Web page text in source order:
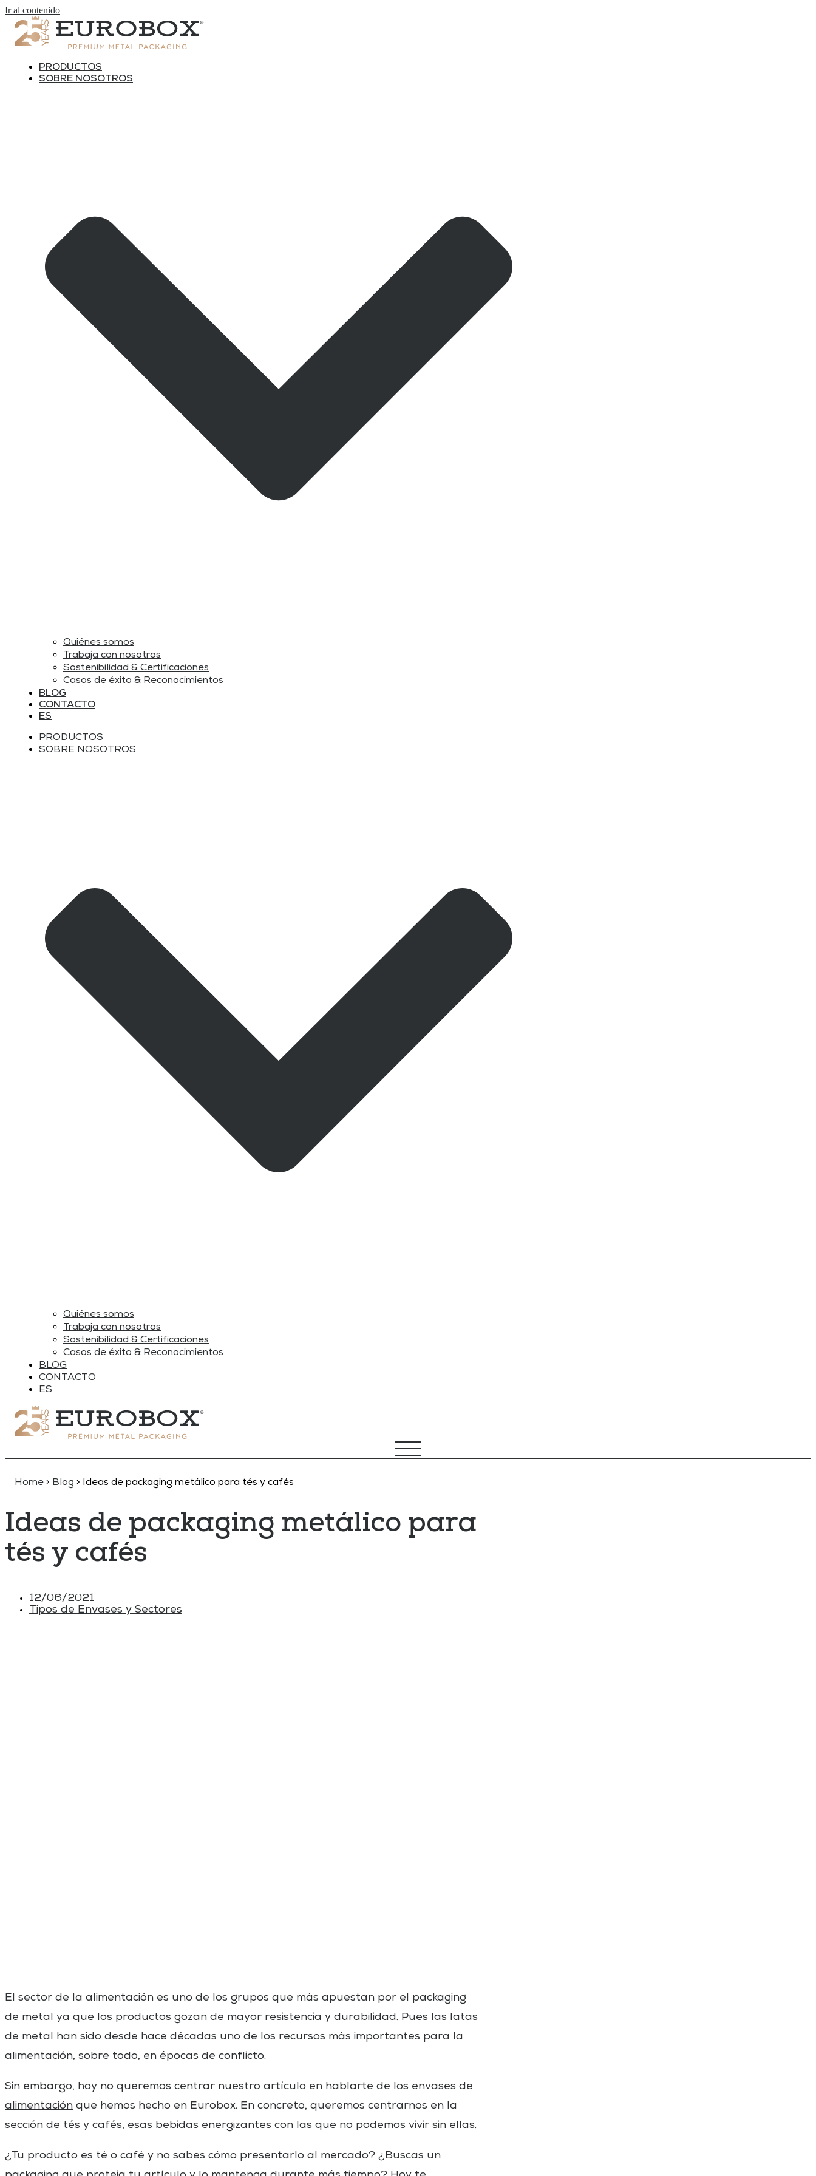
Ir al contenido
PRODUCTOS
SOBRE NOSOTROS
Quiénes somos
Trabaja con nosotros
Sostenibilidad & Certificaciones
Casos de éxito & Reconocimientos
BLOG
CONTACTO
ES
PRODUCTOS
SOBRE NOSOTROS
Quiénes somos
Trabaja con nosotros
Sostenibilidad & Certificaciones
Casos de éxito & Reconocimientos
BLOG
CONTACTO
ES
Home > Blog > Ideas de packaging metálico para tés y cafés
Ideas de packaging metálico para
tés y cafés
12/06/2021
Tipos de Envases y Sectores
El sector de la alimentación es uno de los grupos que más apuestan por el packaging
de metal ya que los productos gozan de mayor resistencia y durabilidad. Pues las latas
de metal han sido desde hace décadas uno de los recursos más importantes para la
alimentación, sobre todo, en épocas de conflicto.
Sin embargo, hoy no queremos centrar nuestro artículo en hablarte de los envases de
alimentación que hemos hecho en Eurobox. En concreto, queremos centrarnos en la
sección de tés y cafés, esas bebidas energizantes con las que no podemos vivir sin ellas.
¿Tu producto es té o café y no sabes cómo presentarlo al mercado? ¿Buscas un